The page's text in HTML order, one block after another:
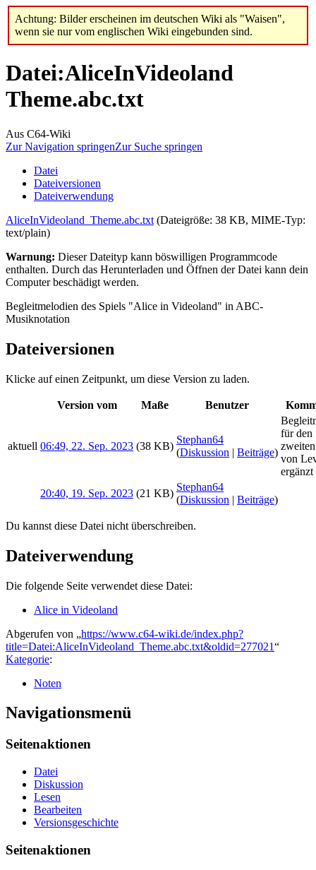
Achtung: Bilder erscheinen im deutschen Wiki als "Waisen",
wenn sie nur vom englischen Wiki eingebunden sind.
Datei:AliceInVideoland
Theme.abc.txt
Aus C64-Wiki
Zur Navigation springenZur Suche springen
Datei
Dateiversionen
Dateiverwendung
AliceInVideoland_Theme.abc.txt (Dateigröße: 38 KB, MIME-Typ:
text/plain)
Warnung: Dieser Dateityp kann böswilligen Programmcode
enthalten. Durch das Herunterladen und Öffnen der Datei kann dein
Computer beschädigt werden.
Begleitmelodien des Spiels "Alice in Videoland" in ABC-
Musiknotation
Dateiversionen
Klicke auf einen Zeitpunkt, um diese Version zu laden.
Version vom Maße Benutzer
aktuell 06:49, 22. Sep. 2023 (38 KB)
Stephan64
(Diskussion | Beiträge)
für den
von
ergänzt
20:40, 19. Sep. 2023 (21 KB)
Stephan64
(Diskussion | Beiträge)
Du kannst diese Datei nicht überschreiben.
Dateiverwendung
Die folgende Seite verwendet diese Datei:
Alice in Videoland
Abgerufen von „https://www.c64-wiki.de/index.php?
title=Datei:AliceInVideoland_Theme.abc.txt&oldid=277021“
Kategorie:
Noten
Navigationsmenü
Seitenaktionen
Datei
Diskussion
Lesen
Bearbeiten
Versionsgeschichte
Seitenaktionen